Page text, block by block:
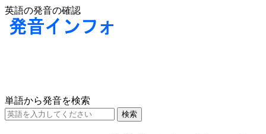
英語の発音の確認
単語から発音を検索